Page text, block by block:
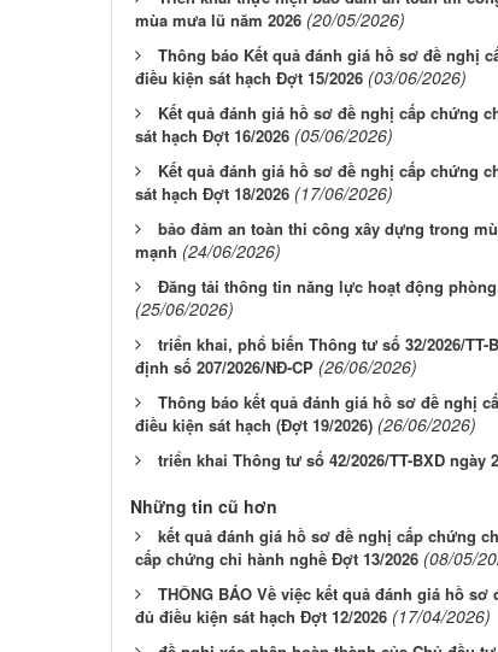
mùa mưa lũ năm 2026 (20/05/2026)
Thông báo Kết quả đánh giá hồ sơ đề nghị
điều kiện sát hạch Đợt 15/2026 (03/06/2026)
Kết quả đánh giá hồ sơ đề nghị cấp chứng
sát hạch Đợt 16/2026 (05/06/2026)
Kết quả đánh giá hồ sơ đề nghị cấp chứng
sát hạch Đợt 18/2026 (17/06/2026)
bảo đảm an toàn thi công xây dựng trong
mạnh (24/06/2026)
Đăng tải thông tin năng lực hoạt động
(25/06/2026)
triển khai, phổ biến Thông tư số 32/2026/
định số 207/2026/NĐ-CP (26/06/2026)
Thông báo kết quả đánh giá hồ sơ đề nghị
điều kiện sát hạch (Đợt 19/2026) (26/06/2026)
triển khai Thông tư số 42/2026/TT-BXD ngày
Những tin cũ hơn
kết quả đánh giá hồ sơ đề nghị cấp chứng
cấp chứng chỉ hành nghề Đợt 13/2026 (08/05/
THÔNG BÁO Về việc kết quả đánh giá hồ
đủ điều kiện sát hạch Đợt 12/2026 (17/04/2026)